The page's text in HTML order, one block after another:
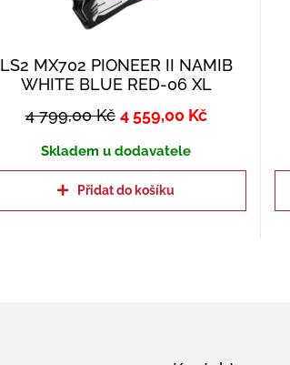
LS2 MX702 PIONEER II NAMIB
WHITE BLUE RED-06 XL
4 799,00Kč 4 559,00 Kč
Skladem u dodavatele
Přidat do košíku